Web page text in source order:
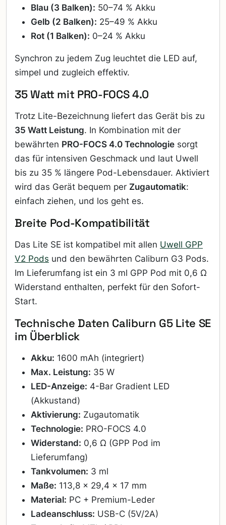
Blau (3 Balken): 50–74 % Akku
Gelb (2 Balken): 25–49 % Akku
Rot (1 Balken): 0–24 % Akku
Synchron zu jedem Zug leuchtet die LED auf,
simpel und zugleich effektiv.
35 Watt mit PRO-FOCS 4.0
Trotz Lite-Bezeichnung liefert das Gerät bis zu
35 Watt Leistung. In Kombination mit der
bewährten PRO-FOCS 4.0 Technologie sorgt
das für intensiven Geschmack und laut Uwell
bis zu 35 % längere Pod-Lebensdauer. Aktiviert
wird das Gerät bequem per Zugautomatik:
einfach ziehen, und los geht es.
Breite Pod-Kompatibilität
Das Lite SE ist kompatibel mit allen Uwell GPP
V2 Pods und den bewährten Caliburn G3 Pods.
Im Lieferumfang ist ein 3 ml GPP Pod mit 0,6 Ω
Widerstand enthalten, perfekt für den Sofort-
Start.
Technische Daten Caliburn G5 Lite SE
im Überblick
Akku: 1600 mAh (integriert)
Max. Leistung: 35 W
LED-Anzeige: 4-Bar Gradient LED
(Akkustand)
Aktivierung: Zugautomatik
Technologie: PRO-FOCS 4.0
Widerstand: 0,6 Ω (GPP Pod im
Lieferumfang)
Tankvolumen: 3 ml
Maße: 113,8 × 29,4 × 17 mm
Material: PC + Premium-Leder
Ladeanschluss: USB-C (5V/2A)